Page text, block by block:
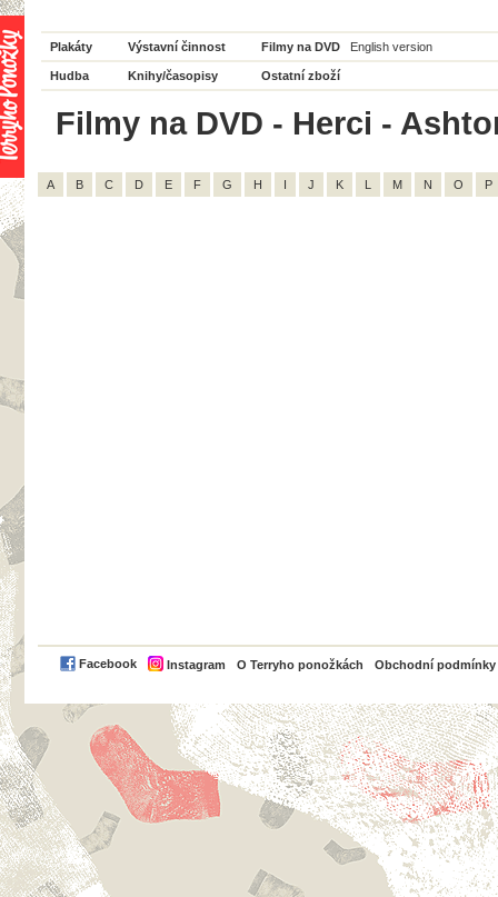
Plakáty Výstavní činnost Filmy na DVD English version
Hudba Knihy/časopisy Ostatní zboží
Filmy na DVD - Herci -
A B C D E F G H I J K L M N O P
Facebook Instagram O Terryho ponožkách Obchodní podmínky
PayPal